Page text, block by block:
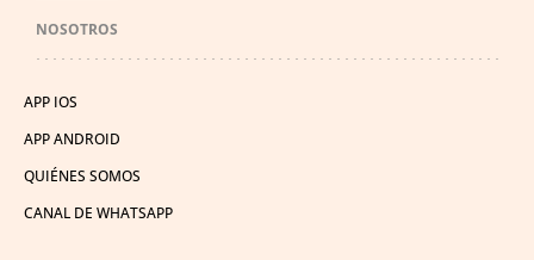
NOSOTROS
APP IOS
APP ANDROID
QUIÉNES SOMOS
CANAL DE WHATSAPP